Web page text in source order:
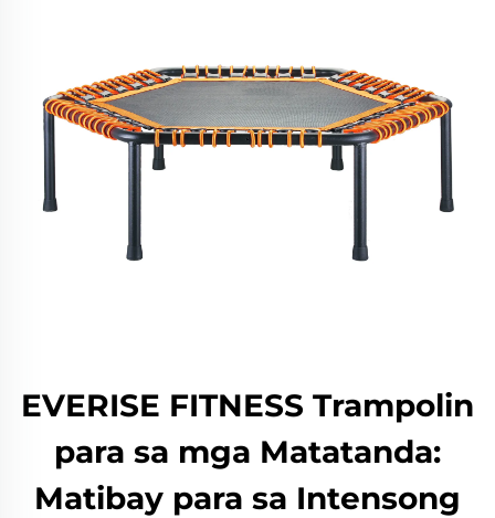
EVERISE FITNESS Trampolin
para sa mga Matatanda:
Matibay para sa Intensong